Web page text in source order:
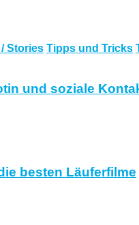
/ Stories Tipps und Tricks
und soziale
besten Läuferfilme